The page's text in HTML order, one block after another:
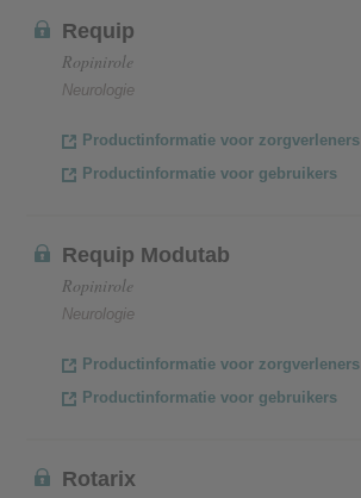
Requip
Ropinirole
Neurologie
Productinformatie voor zorgverleners
Productinformatie voor gebruikers
Requip Modutab
Ropinirole
Neurologie
Productinformatie voor zorgverleners
Productinformatie voor gebruikers
Rotarix